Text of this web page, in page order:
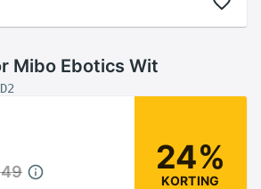
Mibo Ebotics Wit
24%
KORTING